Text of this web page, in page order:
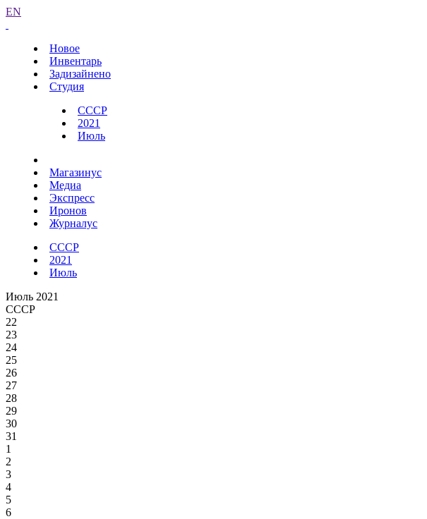
EN
Новое
Инвентарь
Задизайнено
Студия
СССР
2021
Июль
Магазинус
Медиа
Экспресс
Иронов
Журналус
СССР
2021
Июль
Июль 2021
СССР
22
23
24
25
26
27
28
29
30
31
1
2
3
4
5
6